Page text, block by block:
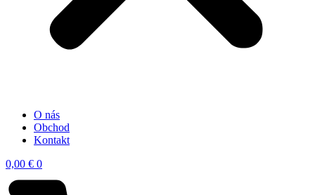
O nás
Obchod
Kontakt
0,00 € 0